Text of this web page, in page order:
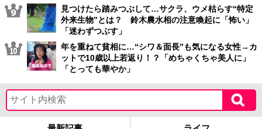
見つけたら踏みつぶして…サクラ、ウメ枯らす“特定
外来生物”とは？ 鈴木農水相の注意喚起に「怖い」
「迷わずつぶす」
年を重ねて貧相に…“シワ＆面長”も気になる女性→カ
ットで10歳以上若返り！？「めちゃくちゃ美人に」
「とっても華やか」